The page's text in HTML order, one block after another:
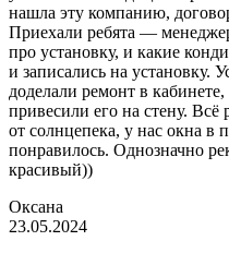
нашла эту компанию,
Приехали ребята —
про установку, и какие
и записались на установку.
доделали ремонт в
привесили его на стену. Всё
от солнцепека, у нас окна в
понравилось. Однозначно
красивый))
Оксана
23.05.2024